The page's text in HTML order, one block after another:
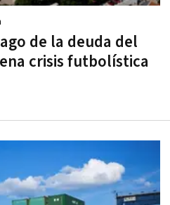
de la deuda del
crisis futbolística